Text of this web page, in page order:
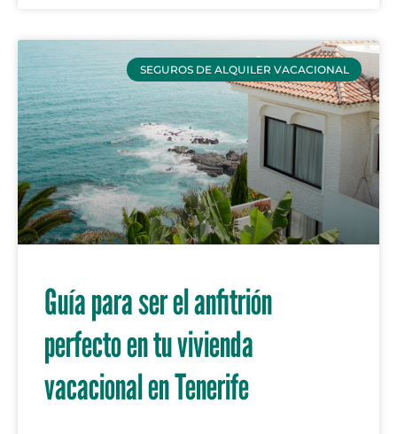
SEGUROS DE ALQUILER VACACIONAL
Guía para ser el anfitrión
perfecto en tu vivienda
vacacional en Tenerife